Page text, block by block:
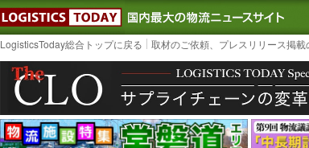
LOGISTICS TODAY｜国内最大
LogisticsToday総合トップに戻る 取材のご依頼、プレスリリース掲載